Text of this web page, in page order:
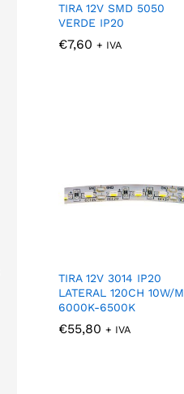
TIRA 12V SMD 5050
VERDE IP20
€7,60 + IVA
€7,60
TIRA 12V 3014 IP20
LATERAL 120CH 10W/M
6000K-6500K
€55,80 + IVA
€55,80